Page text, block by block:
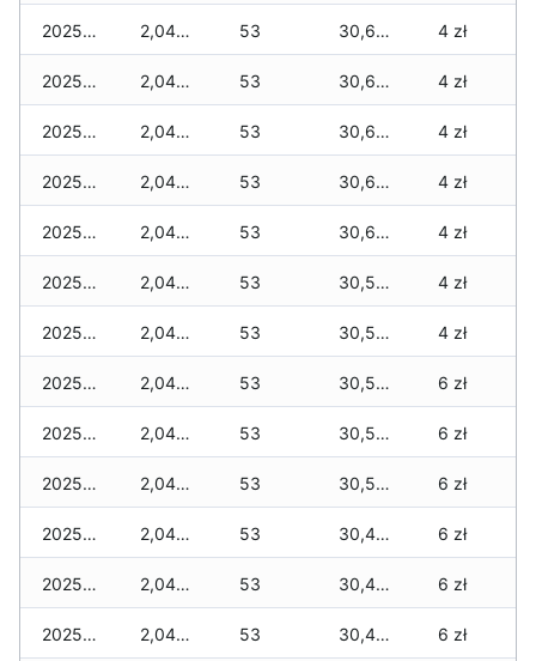
2025-12-02 2,045 zł 53 30,675 zł 4 zł
2025-12-01 2,045 zł 53 30,675 zł 4 zł
2025-11-30 2,045 zł 53 30,675 zł 4 zł
2025-11-29 2,045 zł 53 30,675 zł 4 zł
2025-11-28 2,045 zł 53 30,665 zł 4 zł
2025-11-27 2,045 zł 53 30,595 zł 4 zł
2025-11-26 2,045 zł 53 30,595 zł 4 zł
2025-11-25 2,045 zł 53 30,595 zł 6 zł
2025-11-24 2,045 zł 53 30,595 zł 6 zł
2025-11-23 2,045 zł 53 30,560 zł 6 zł
2025-11-22 2,045 zł 53 30,490 zł 6 zł
2025-11-21 2,045 zł 53 30,480 zł 6 zł
2025-11-20 2,045 zł 53 30,435 zł 6 zł